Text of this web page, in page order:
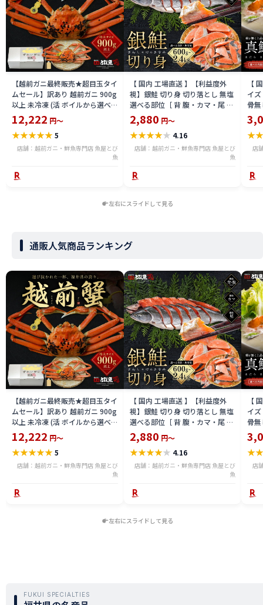
【越前ガニ最終販売★超目玉タイ
ムセール】訳あり 越前ガニ 900g
以上 未冷凍 (活 ボイルから選べ
る) 福井県産 国産 産地直送 脚折
れ 訳ありカニ 越前がに ズワイガ
ニ 越前 かに 送料無料 etz-900w
12,222 円～
★★★★★5
店舗：越前ガニ・鮮魚専門店 魚屋とび
魚
【 国内 工場直送 】【利益度外
視】銀鮭 切り身 切り落とし 無塩
選べる部位［ 背 腹・カマ・尾 ］
600g〜2.4kg 骨取り・骨無し 骨
あり 切り落とし 骨取り・骨無し
切身 ses2301-12ka
2,880 円～
★★★★★ 4.16
店舗：越前ガニ・鮮魚専門店 魚屋とび
魚
【
イ
骨
(真
ライ
★
店
左右にスライドして見る
通販人気商品ランキング
【越前ガニ最終販売★超目玉タイ
ムセール】訳あり 越前ガニ 900g
以上 未冷凍 (活 ボイルから選べ
る) 福井県産 国産 産地直送 脚折
れ 訳ありカニ 越前がに ズワイガ
ニ 越前 かに 送料無料 etz-900w
12,222 円～
★★★★★5
店舗：越前ガニ・鮮魚専門店 魚屋とび
魚
【 国内 工場直送 】【利益度外
視】銀鮭 切り身 切り落とし 無塩
選べる部位［ 背 腹・カマ・尾 ］
600g〜2.4kg 骨取り・骨無し 骨
あり 切り落とし 骨取り・骨無し
切身 ses2301-12ka
2,880 円～
★★★★★ 4.16
店舗：越前ガニ・鮮魚専門店 魚屋とび
魚
【
イ
骨
(真
ライ
★
店
左右にスライドして見る
FUKUI SPECIALTIES